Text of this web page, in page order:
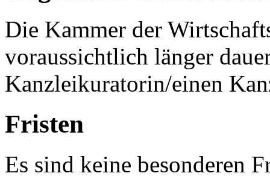
Die Kammer der
voraussichtlich länger
Kanzleikuratorin/einen
Fristen
Es sind keine besonderen